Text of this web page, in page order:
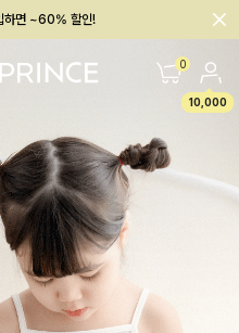
하면 ~60% 할인!
0
10,000